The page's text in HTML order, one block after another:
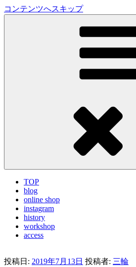
コンテンツへスキップ
LA VILLA ROUGE Blog
TOP
blog
online shop
instagram
history
workshop
access
投稿日: 2019年7月13日 投稿者: 三輪